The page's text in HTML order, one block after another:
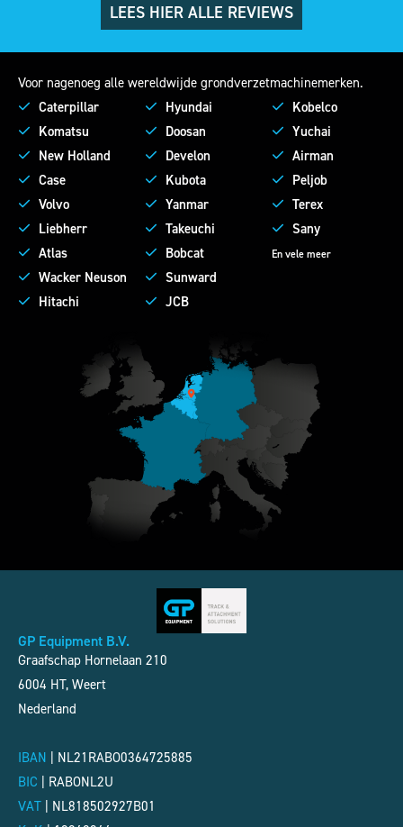
LEES HIER ALLE REVIEWS
Voor nagenoeg alle wereldwijde grondverzetmachinemerken.
Caterpillar
Komatsu
New Holland
Case
Volvo
Liebherr
Atlas
Wacker Neuson
Hitachi
Hyundai
Doosan
Develon
Kubota
Yanmar
Takeuchi
Bobcat
Sunward
JCB
Kobelco
Yuchai
Airman
Peljob
Terex
Sany
En vele meer
GP Equipment B.V.
Graafschap Hornelaan 210
6004 HT, Weert
Nederland
IBAN | NL21RABO0364725885
BIC | RABONL2U
VAT | NL818502927B01